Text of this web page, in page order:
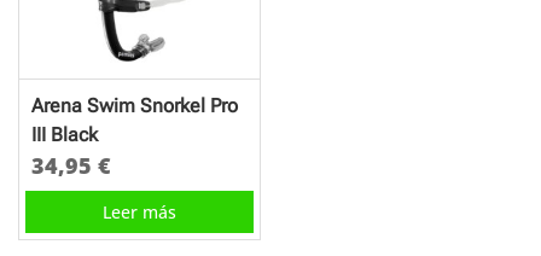
pueden
elegir
en
de
producto
Arena Swim Snorkel Pro
III Black
34,95 €
Leer más